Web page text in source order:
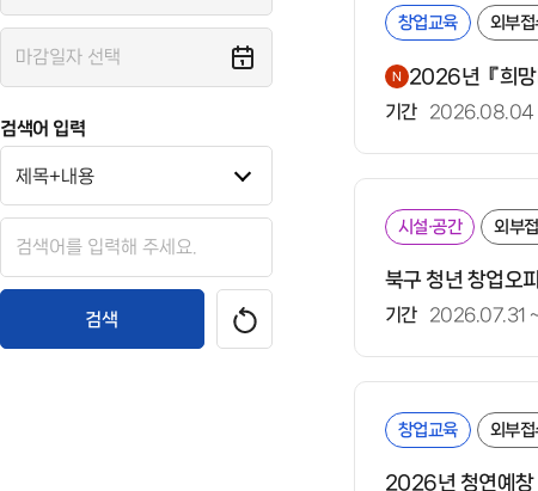
검색어 입력
검색
창업교육 외부접
2026년『희망
기간 2026.08.04
시설·공간 외부
북구 청년 창업오
기간 2026.07.31
창업교육 외부접
2026년 청연예창